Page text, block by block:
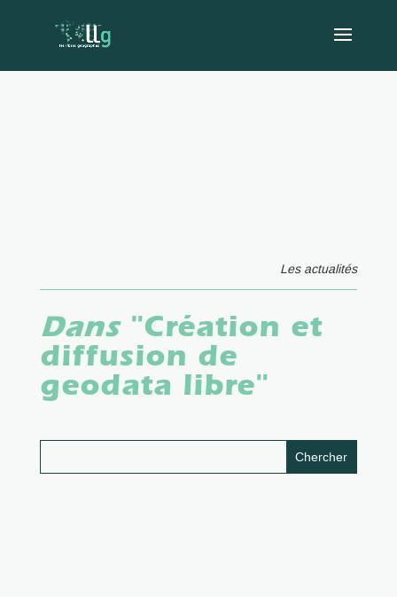
Les actualités
Dans"Création et
diffusion de
geodata libre"